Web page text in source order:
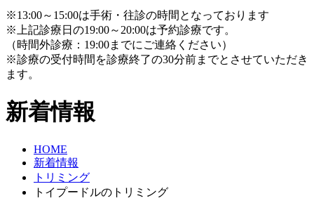
※13:00～15:00は手術・往診の時間となっております
※上記診療日の19:00～20:00は予約診療です。
（時間外診療：19:00までにご連絡ください）
※診療の受付時間を診療終了の30分前までとさせていただき
ます。
新着情報
HOME
新着情報
トリミング
トイプードルのトリミング